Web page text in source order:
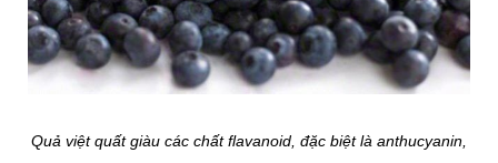
Quả việt quất giàu các chất flavanoid, đặc biệt là anthucyanin,